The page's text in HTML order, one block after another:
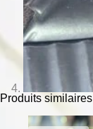
Produits similaires